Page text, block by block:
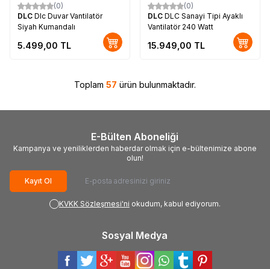
(0)
DLC Dlc Duvar Vantilatör
Siyah Kumandalı
5.499,00 TL
(0)
DLC DLC Sanayi Tipi Ayaklı
Vantilatör 240 Watt
15.949,00 TL
Toplam 57 ürün bulunmaktadır.
E-Bülten Aboneliği
Kampanya ve yeniliklerden haberdar olmak için e-bültenimize abone
olun!
Kayıt Ol
KVKK Sözleşmesi'ni okudum, kabul ediyorum.
Sosyal Medya